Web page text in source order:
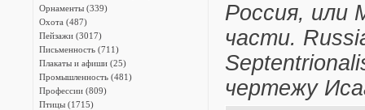
Орнаменты (339)
Охота (487)
Пейзажи (3017)
Письменность (711)
Плакаты и афиши (25)
Промышленность (481)
Профессии (809)
Птицы (1715)
Россия, или
части.
чертежу